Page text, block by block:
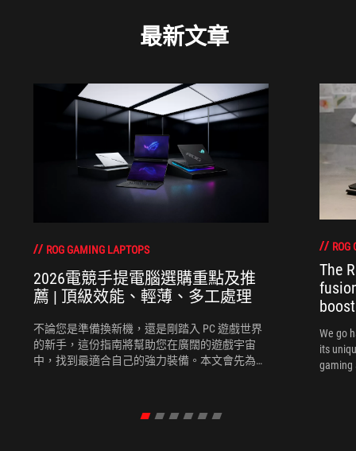
最新文章
ROG GAMING LAPTOPS
2026電競手提電腦選購重點及推
薦 | 頂級效能、輕薄、多工處理
不論您是準備換新機，還是剛踏入 PC 遊戲世界
的新手，這份指南將幫助您在廣闊的遊戲宇宙
中，找到最適合自己的強力裝備。本文會先為您
ROG
The
We go
its
gaming